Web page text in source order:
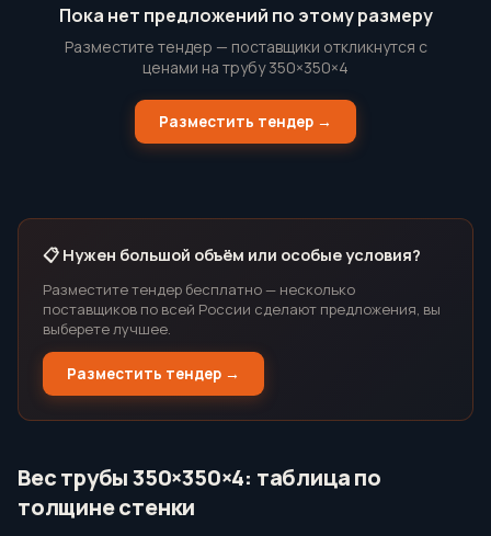
Пока нет предложений по этому размеру
Разместите тендер — поставщики откликнутся с
ценами на трубу 350×350×4
Разместить тендер →
📋 Нужен большой объём или особые условия?
Разместите тендер бесплатно — несколько
поставщиков по всей России сделают предложения, вы
выберете лучшее.
Разместить тендер →
Вес трубы 350×350×4: таблица по
толщине стенки